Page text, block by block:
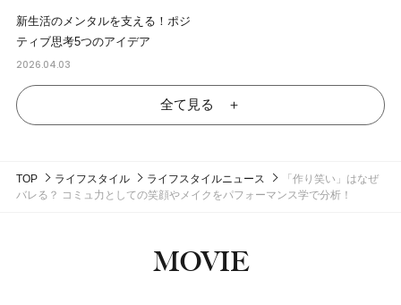
新生活のメンタルを支える！ポジ
ティブ思考5つのアイデア
2026.04.03
全て見る ＋
TOP ライフスタイル ライフスタイルニュース
「作り笑い」はなぜ
バレる？ コミュ力としての笑顔やメイクをパフォーマンス学で分析！
MOVIE